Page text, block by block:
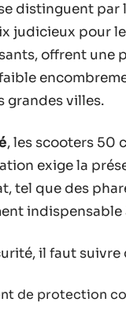
distinguent par
judicieux pour
offrent une
grandes villes.
, les scooters 50
exige la
tel que des
il faut
de protection